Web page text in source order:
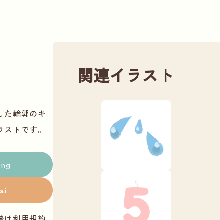
た輪郭のキ
トです。
ai
関連イラスト